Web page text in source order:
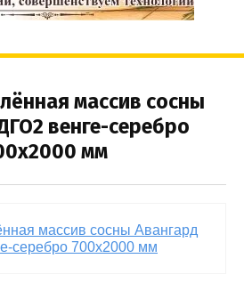
массив сосны
венге-серебро
мм